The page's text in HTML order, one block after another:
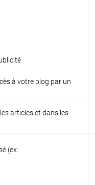
à votre blog par un
articles et dans les
(ex: